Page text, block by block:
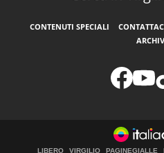
CONTENUTI SPECIALI
LIBERO VIRGILIO PAGINEGIALLE